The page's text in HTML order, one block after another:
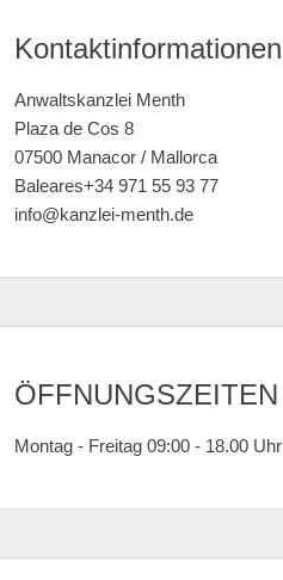
Kontaktinformationen
Anwaltskanzlei Menth
Plaza de Cos 8
07500 Manacor / Mallorca
Baleares+34 971 55 93 77
info@kanzlei-menth.de
ÖFFNUNGSZEITEN
Montag - Freitag 09:00 - 18.00 Uhr